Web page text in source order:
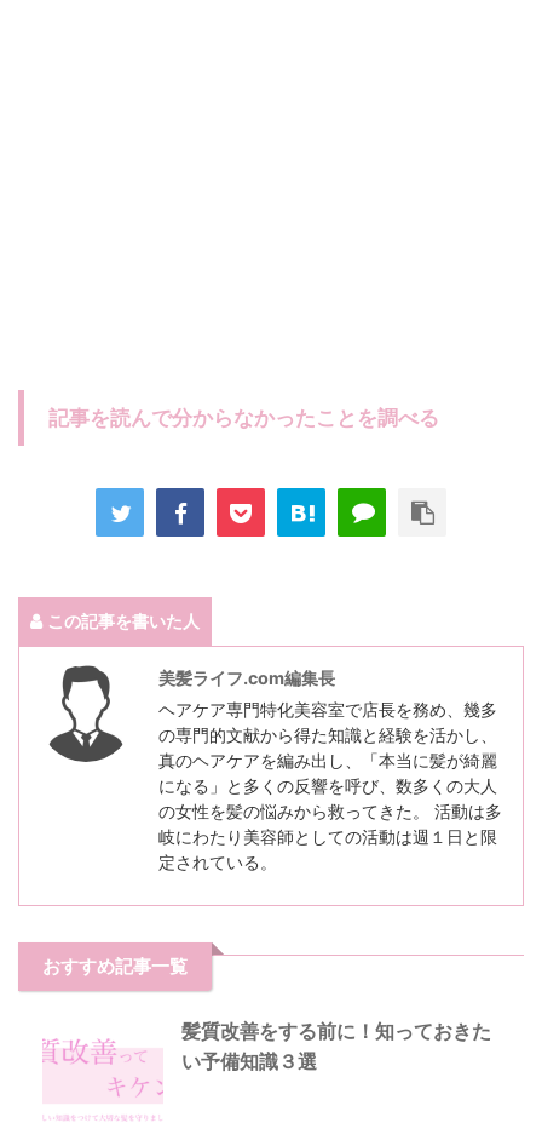
記事を読んで分からなかったことを調べる
この記事を書いた人
美髪ライフ.com編集長
ヘアケア専門特化美容室で店長を務め、幾多
の専門的文献から得た知識と経験を活かし、
真のヘアケアを編み出し、「本当に髪が綺麗
になる」と多くの反響を呼び、数多くの大人
の女性を髪の悩みから救ってきた。 活動は多
岐にわたり美容師としての活動は週１日と限
定されている。
おすすめ記事一覧
髪質改善をする前に！知っておきた
い予備知識３選